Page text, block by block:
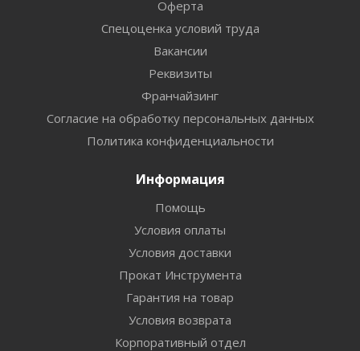
Оферта
Спецоценка условий труда
Вакансии
Реквизиты
Франчайзинг
Согласие на обработку персональных данных
Политика конфиденциальности
Информация
Помощь
Условия оплаты
Условия доставки
Прокат Инструмента
Гарантия на товар
Условия возврата
Корпоративный отдел